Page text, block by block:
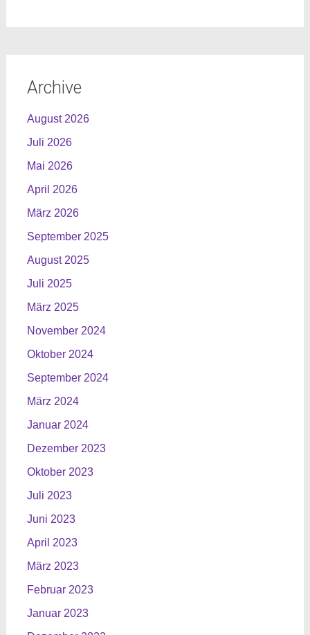
Archive
August 2026
Juli 2026
Mai 2026
April 2026
März 2026
September 2025
August 2025
Juli 2025
März 2025
November 2024
Oktober 2024
September 2024
März 2024
Januar 2024
Dezember 2023
Oktober 2023
Juli 2023
Juni 2023
April 2023
März 2023
Februar 2023
Januar 2023